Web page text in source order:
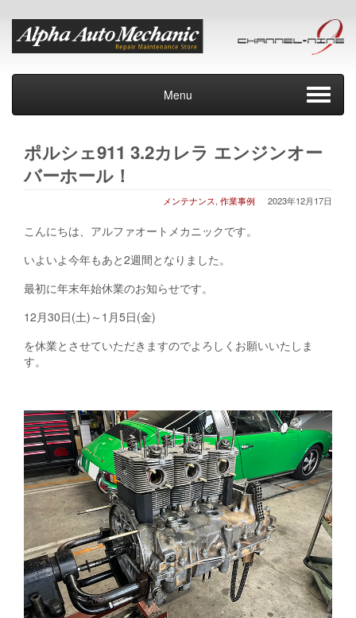
Menu
ポルシェ911 3.2カレラ エンジンオー
バーホール！
2023年12月17日
メンテナンス, 作業事例
こんにちは、アルファオートメカニックです。
いよいよ今年もあと2週間となりました。
最初に年末年始休業のお知らせです。
12月30日(土)～1月5日(金)
を休業とさせていただきますのでよろしくお願いいたしま
す。